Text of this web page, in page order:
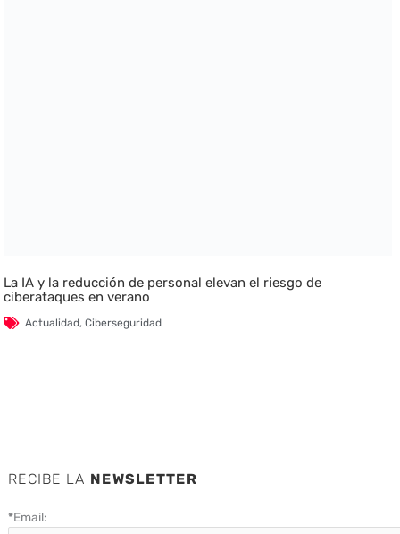
La IA y la reducción de personal elevan el riesgo de
ciberataques en verano
Actualidad,Ciberseguridad
RECIBE LA NEWSLETTER
*Email: